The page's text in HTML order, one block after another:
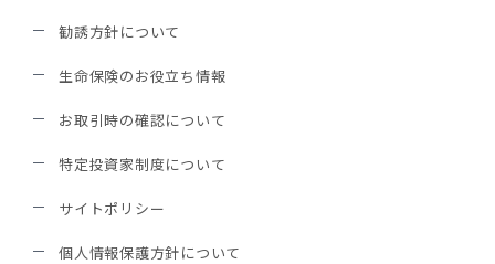
勧誘方針について
生命保険のお役立ち情報
お取引時の確認について
特定投資家制度について
サイトポリシー
個人情報保護方針について